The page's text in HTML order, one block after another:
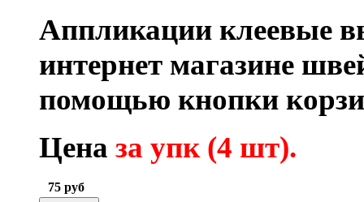
Аппликации клеевые
интернет магазине
помощью кнопки
Цена за упк (4 шт).
75 руб